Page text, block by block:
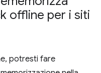
offline per i siti
potresti fare